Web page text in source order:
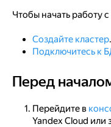
Чтобы начать работу
Создайте кластер.
Подключитесь к
Перед началом
Перед
Перейдите в
Yandex Cloud или